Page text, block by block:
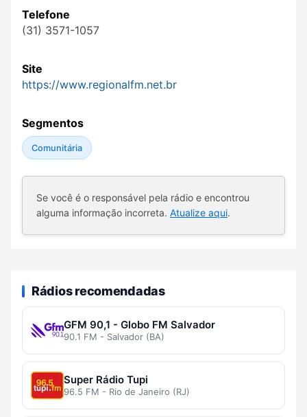
Telefone
(31) 3571-1057
Site
https://www.regionalfm.net.br
Segmentos
Comunitária
Se você é o responsável pela rádio e encontrou
alguma informação incorreta. Atualize aqui.
Rádios recomendadas
GFM 90,1 - Globo FM Salvador
90.1 FM - Salvador (BA)
Super Rádio Tupi
96.5 FM - Rio de Janeiro (RJ)